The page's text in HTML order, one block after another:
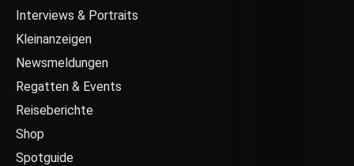
Interviews & Portraits
Kleinanzeigen
Newsmeldungen
Regatten & Events
Reiseberichte
Shop
Spotguide